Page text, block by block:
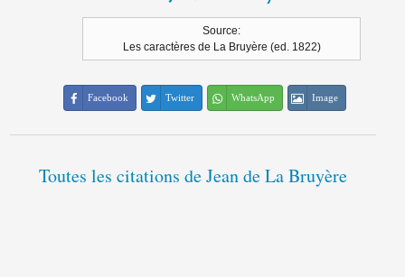
Source:
Les caractères de La Bruyère (ed. 1822)
Facebook Twitter WhatsApp Image
Toutes les citations de Jean de La Bruyère